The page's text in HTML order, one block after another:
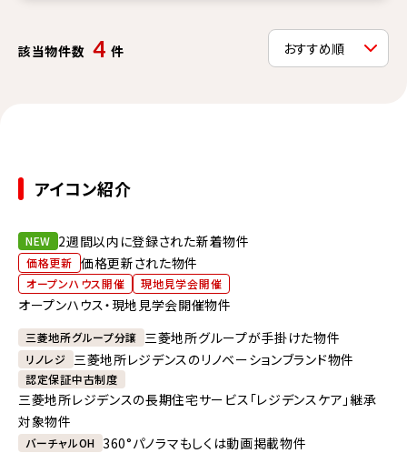
該当物件数 4 件
アイコン紹介
NEW 2週間以内に登録された新着物件
価格更新 価格更新された物件
オープンハウス開催 現地見学会開催
オープンハウス・現地見学会開催物件
三菱地所グループ分譲 三菱地所グループが手掛けた物件
リノレジ 三菱地所レジデンスのリノベーションブランド物件
認定保証中古制度
三菱地所レジデンスの長期住宅サービス「レジデンスケア」継承
対象物件
バーチャルOH 360°パノラマもしくは動画掲載物件